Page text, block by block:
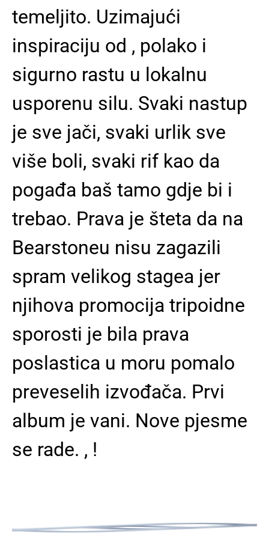
temeljito. Uzimajući
inspiraciju od , polako i
sigurno rastu u lokalnu
usporenu silu. Svaki nastup
je sve jači, svaki urlik sve
više boli, svaki rif kao da
pogađa baš tamo gdje bi i
trebao. Prava je šteta da na
Bearstoneu nisu zagazili
spram velikog stagea jer
njihova promocija tripoidne
sporosti je bila prava
poslastica u moru pomalo
preveselih izvođača. Prvi
album je vani. Nove pjesme
se rade. , !